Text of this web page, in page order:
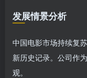
发展情景分析
中国电影市场持续复
新历史记录。公司作
观。